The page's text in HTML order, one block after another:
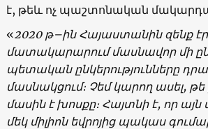
է, թեև ոչ պաշտոնական
«2020 թ–ին Հայաստանին զենք էր
մատակարարում մասնավոր մի
պետական ընկերությունները
մասնակցում։ Չեմ կարող ասել, թե
մասին է խոսքը։ Հայտնի է, որ
մեկ միլիոն եվրոյից պակաս